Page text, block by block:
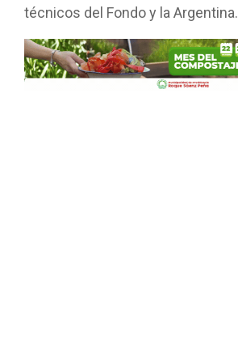
técnicos del Fondo y la Argentina.